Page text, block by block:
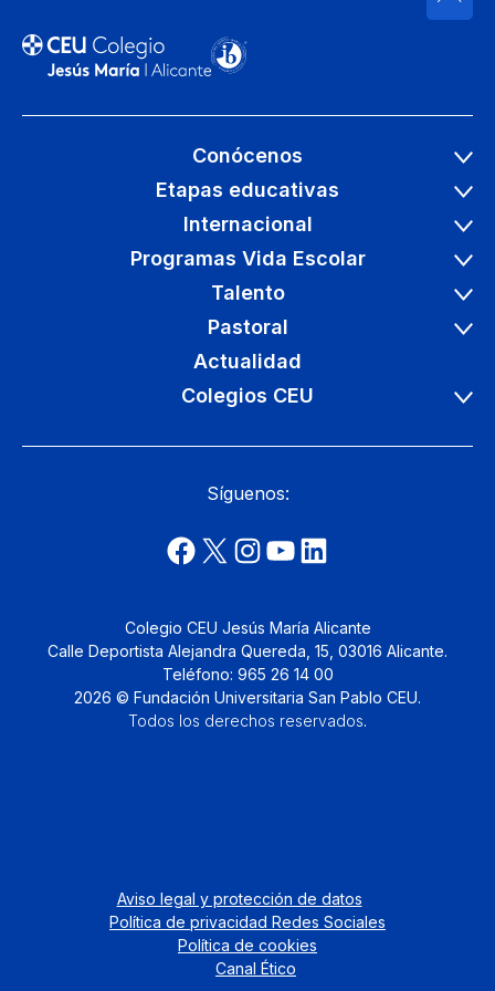
Seguir leyendo
Conócenos
Etapas educativas
Internacional
Programas Vida Escolar
Talento
Pastoral
Actualidad
Colegios CEU
Síguenos:
Colegio CEU Jesús María Alicante
Calle Deportista Alejandra Quereda, 15, 03016 Alicante.
Teléfono: 965 26 14 00
2026 © Fundación Universitaria San Pablo CEU.
Todos los derechos reservados.
Aviso legal y protección de datos
Política de privacidad Redes Sociales
Política de cookies
Canal Ético